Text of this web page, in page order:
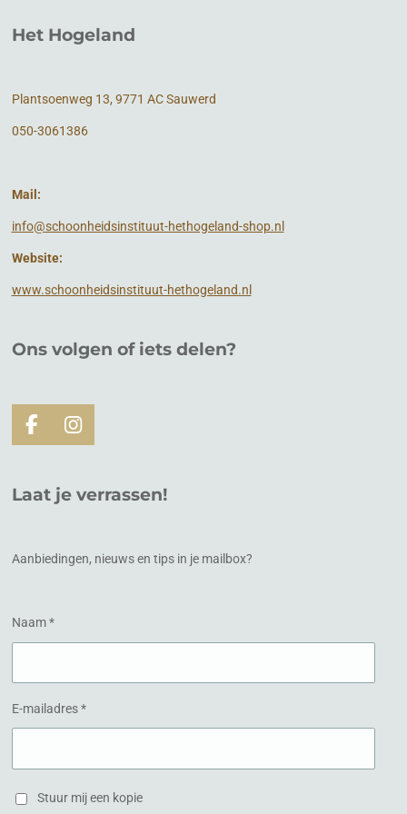
Het Hogeland
Plantsoenweg 13, 9771 AC Sauwerd
050-3061386
Mail:
info@schoonheidsinstituut-hethogeland-shop.nl
Website:
www.schoonheidsinstituut-hethogeland.nl
Ons volgen of iets delen?
F
a
e
b
k
I
n
t
a
a
Laat je verrassen!
Aanbiedingen, nieuws en tips in je mailbox?
Naam *
E-mailadres *
Stuur mij een kopie